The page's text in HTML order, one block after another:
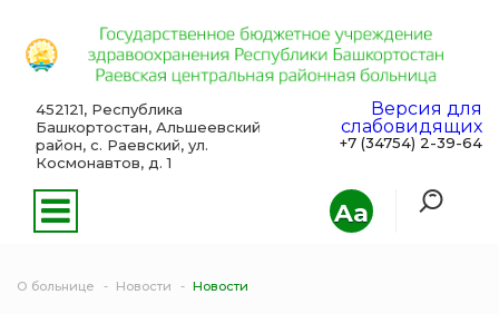
Aa
452121, Республика
Башкортостан, Альшеевский
район, с. Раевский, ул.
Космонавтов, д. 1
Версия для
слабовидящих
+7 (34754) 2-39-64
О больнице Новости Новости